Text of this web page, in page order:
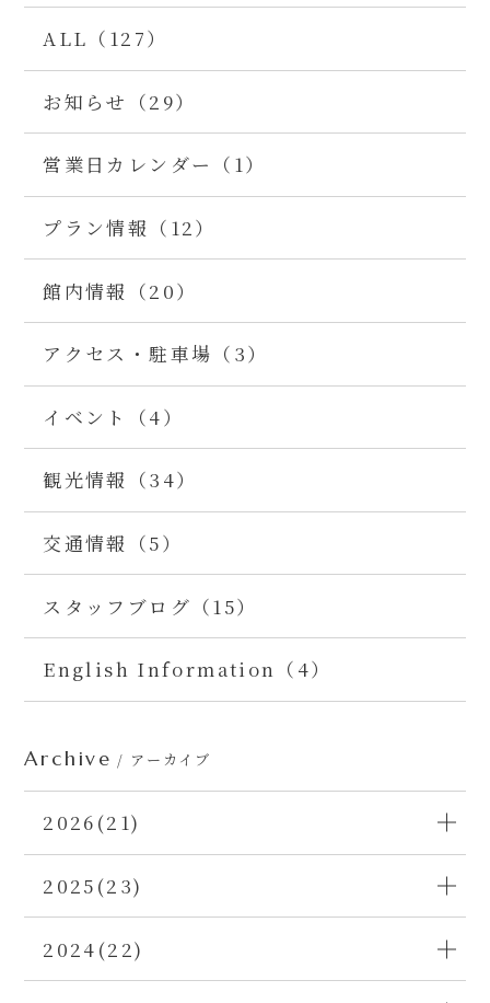
ALL（127）
お知らせ（29）
営業日カレンダー（1）
プラン情報（12）
館内情報（20）
アクセス・駐車場（3）
イベント（4）
観光情報（34）
交通情報（5）
スタッフブログ（15）
English Information（4）
Archive / アーカイブ
2026(21)
2025(23)
2024(22)